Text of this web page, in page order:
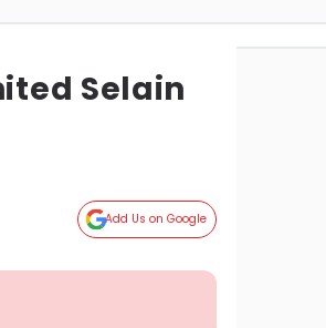
Selain
Add Us on Google